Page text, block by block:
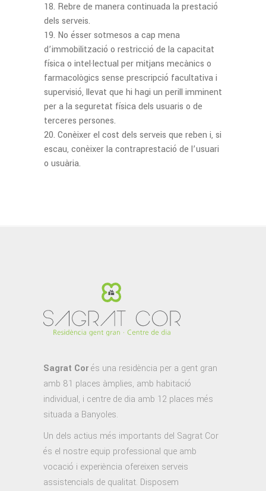
Rebre de manera continuada la prestació
dels serveis.
No ésser sotmesos a cap mena
d’immobilització o restricció de la capacitat
física o intel·lectual per mitjans mecànics o
farmacològics sense prescripció facultativa i
supervisió, llevat que hi hagi un perill imminent
per a la seguretat física dels usuaris o de
terceres persones.
Conèixer el cost dels serveis que reben i, si
escau, conèixer la contraprestació de l’usuari
o usuària.
Sagrat Corés una residència per a gent gran
amb 81 places àmplies, amb habitació
individual, i centre de dia amb 12 places més
situada a Banyoles.
Un dels actius més importants del Sagrat Cor
és el nostre equip professional que amb
vocació i experiència ofereixen serveis
assistencials de qualitat. Disposem